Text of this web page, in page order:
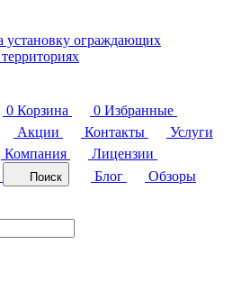
установку ограждающих
0 Корзина 0 Избранные
Акции Контакты
Услуги
Компания
Лицензии
Поиск Блог
Обзоры